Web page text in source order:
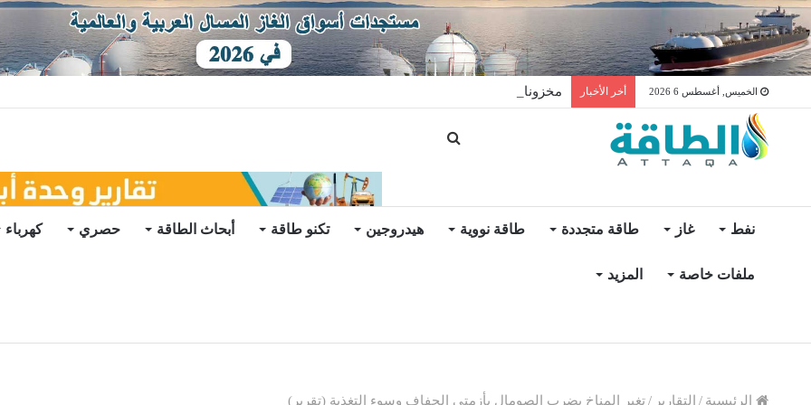
الخميس, أغسطس 6 2026 أخر الأخبار مخزونات النفط الأميركية ترتفع 2.5 مليون برميل عكس التوقعات
نفط غاز طاقة متجددة طاقة نووية هيدروجين تكنو طاقة أبحاث الطاقة حصري كهرباء
ملفات خاصة المزيد
الرئيسية / التقارير /تغير المناخ يضرب الصومال بأزمتي الجفاف وسوء التغذية (تقرير)